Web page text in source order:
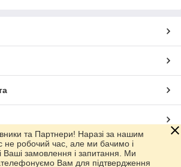
та Партнери! Наразі за нашим
не робочий час, але ми бачимо і
Ваші замовлення і запитання. Ми
Вам для підтвердження